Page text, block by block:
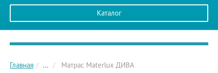
Каталог
Главное меню сайта
Главная ... Матрас Materlux ДИВА